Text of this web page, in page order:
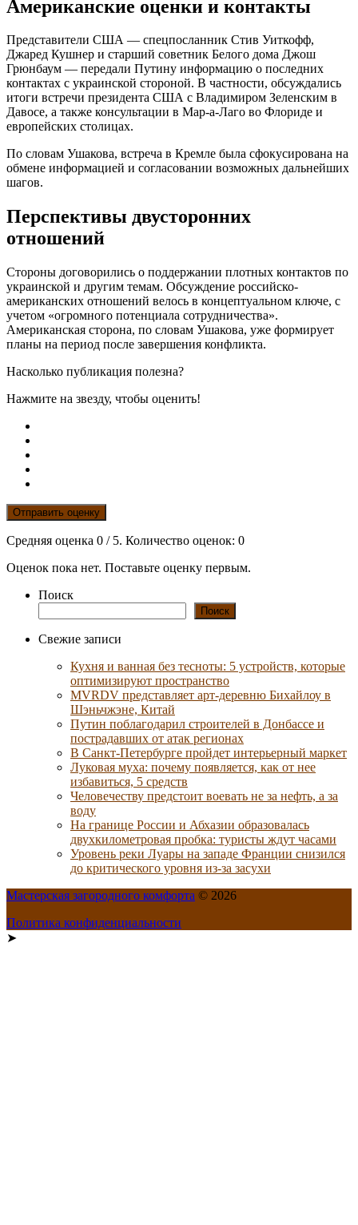
Американские оценки и контакты
Представители США — спецпосланник Стив Уиткофф,
Джаред Кушнер и старший советник Белого дома Джош
Грюнбаум — передали Путину информацию о последних
контактах с украинской стороной. В частности, обсуждались
итоги встречи президента США с Владимиром Зеленским в
Давосе, а также консультации в Мар-а-Лаго во Флориде и
европейских столицах.
По словам Ушакова, встреча в Кремле была сфокусирована на
обмене информацией и согласовании возможных дальнейших
шагов.
Перспективы двусторонних
отношений
Стороны договорились о поддержании плотных контактов по
украинской и другим темам. Обсуждение российско-
американских отношений велось в концептуальном ключе, с
учетом «огромного потенциала сотрудничества».
Американская сторона, по словам Ушакова, уже формирует
планы на период после завершения конфликта.
Насколько публикация полезна?
Нажмите на звезду, чтобы оценить!
Отправить оценку
Средняя оценка 0 / 5. Количество оценок: 0
Оценок пока нет. Поставьте оценку первым.
Поиск
Поиск
Свежие записи
Кухня и ванная без тесноты: 5 устройств, которые
оптимизируют пространство
MVRDV представляет арт-деревню Бихайлоу в
Шэньчжэне, Китай
Путин поблагодарил строителей в Донбассе и
пострадавших от атак регионах
В Санкт-Петербурге пройдет интерьерный маркет
Луковая муха: почему появляется, как от нее
избавиться, 5 средств
Человечеству предстоит воевать не за нефть, а за
воду
На границе России и Абхазии образовалась
двухкилометровая пробка: туристы ждут часами
Уровень реки Луары на западе Франции снизился
до критического уровня из-за засухи
Мастерская загородного комфорта © 2026
Политика конфиденциальности
➤